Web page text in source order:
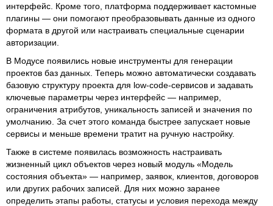
интерфейс. Кроме того, платформа поддерживает кастомные
плагины — они помогают преобразовывать данные из одного
формата в другой или настраивать специальные сценарии
авторизации.
В Модусе появились новые инструменты для генерации
проектов баз данных. Теперь можно автоматически создавать
базовую структуру проекта для low-code-сервисов и задавать
ключевые параметры через интерфейс — например,
ограничения атрибутов, уникальность записей и значения по
умолчанию. За счет этого команда быстрее запускает новые
сервисы и меньше времени тратит на ручную настройку.
Также в системе появилась возможность настраивать
жизненный цикл объектов через новый модуль «Модель
состояния объекта» — например, заявок, клиентов, договоров
или других рабочих записей. Для них можно заранее
определить этапы работы, статусы и условия перехода между